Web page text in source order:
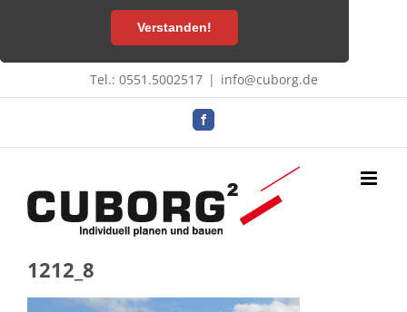
Verstanden!
Inhalt
Tel.: 0551.5002517 | info@cuborg.de
Facebook
1212_8